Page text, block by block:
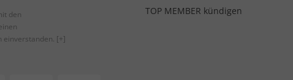
den
einverstanden. [+]
TOP MEMBER kündigen